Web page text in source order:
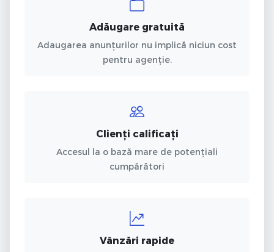
Adăugare gratuită
Adaugarea anunțurilor nu implică niciun cost
pentru agenție.
Clienți calificați
Accesul la o bază mare de potențiali
cumpărători
Vânzări rapide